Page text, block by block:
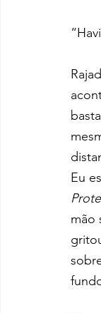
Eu
mão